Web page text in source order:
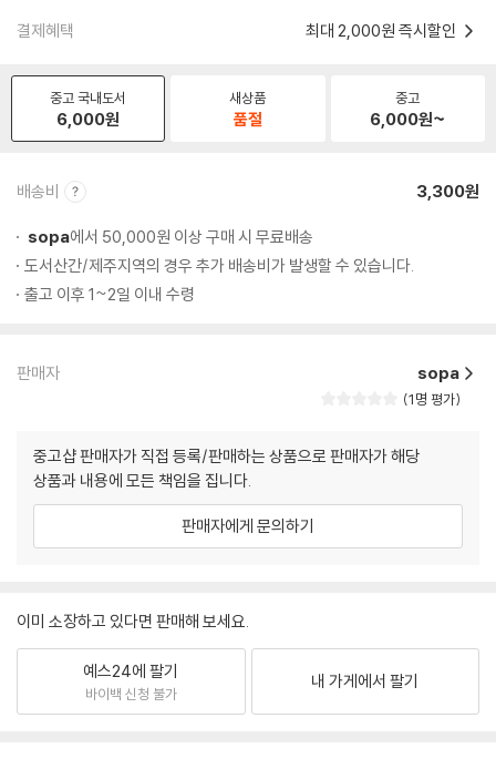
결제혜택 최대 2,000원 즉시할인
중고 국내도서
6,000원
새상품
품절
중고
6,000원~
배송비 3,300원
sopa에서 50,000원 이상 구매 시 무료배송
도서산간/제주지역의 경우 추가 배송비가 발생할 수 있습니다.
출고 이후 1~2일 이내 수령
판매자 sopa
1명 평가
중고샵 판매자가 직접 등록/판매하는 상품으로 판매자가 해당
상품과 내용에 모든 책임을 집니다.
판매자에게 문의하기
이미 소장하고 있다면 판매해 보세요.
예스24에 팔기
바이백 신청 불가
내 가게에서 팔기